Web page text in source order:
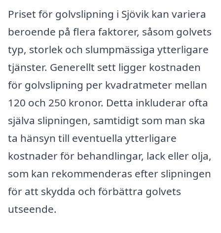
Priset för golvslipning i Sjövik kan variera
beroende på flera faktorer, såsom golvets
typ, storlek och slumpmässiga ytterligare
tjänster. Generellt sett ligger kostnaden
för golvslipning per kvadratmeter mellan
120 och 250 kronor. Detta inkluderar ofta
själva slipningen, samtidigt som man ska
ta hänsyn till eventuella ytterligare
kostnader för behandlingar, lack eller olja,
som kan rekommenderas efter slipningen
för att skydda och förbättra golvets
utseende.